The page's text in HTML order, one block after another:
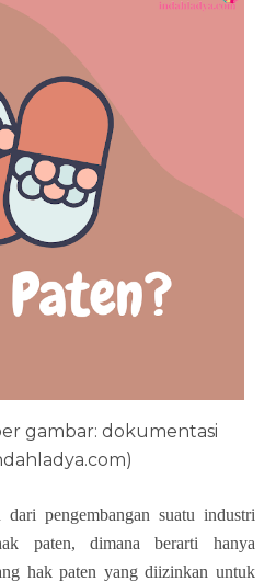
gambar: dokumentasi
pengembangan suatu industri
paten, dimana berarti hanya
hak paten yang diizinkan untuk